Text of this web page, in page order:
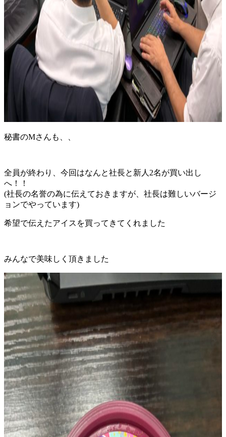
秘書のMさんも、、
全員が終わり、今回はなんと社長と新人2名が買い出し
へ！！
(社長の名誉の為に伝えておきますが、社長は難しいバージ
ョンでやっています)
希望で伝えたアイスを買ってきてくれました
みんなで美味しく頂きました